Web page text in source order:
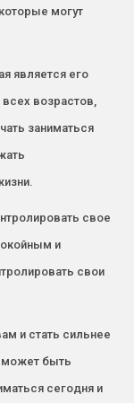
могут
является его
возрастов,
заниматься
свое
и
свои
и стать сильнее
может быть
сегодня и